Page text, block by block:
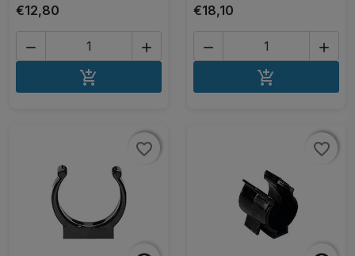
€12,80
 

€18,10
 

favorite_border
favorite_border favorite_border
favorite_border